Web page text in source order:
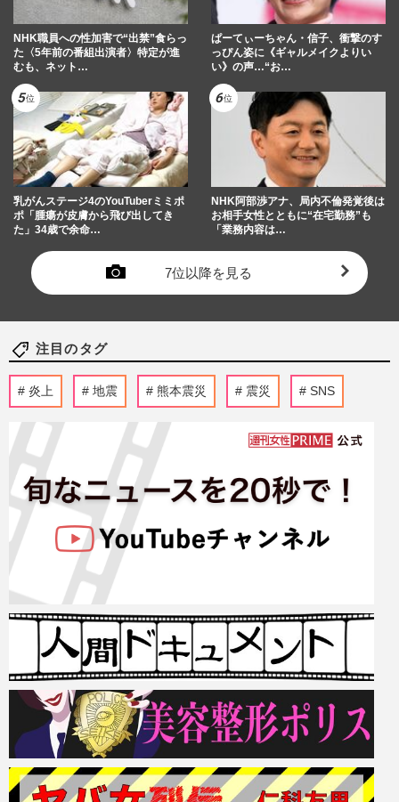
NHK職員への性加害で“出禁”食らっ
た〈5年前の番組出演者〉特定が進
むも、ネット…
ぱーてぃーちゃん・信子、衝撃のす
っぴん姿に《ギャルメイクよりい
い》の声…“お…
乳がんステージ4のYouTuberミミポ
ポ「腫瘍が皮膚から飛び出してき
た」34歳で余命…
NHK阿部渉アナ、局内不倫発覚後は
お相手女性とともに“在宅勤務”も
「業務内容は…
7位以降を見る
注目のタグ
炎上 地震 熊本震災 震災 SNS